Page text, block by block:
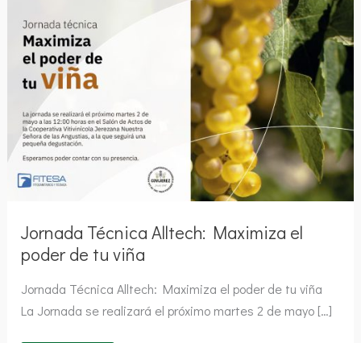
Jornada Técnica Alltech: Maximiza el
poder de tu viña
Jornada Técnica Alltech: Maximiza el poder de tu viña
La Jornada se realizará el próximo martes 2 de mayo […]
poder
de
tu
viña